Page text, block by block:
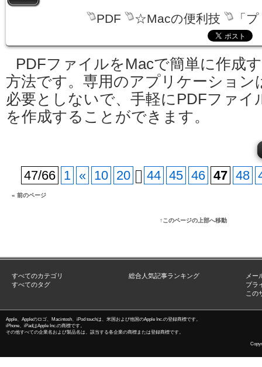
PDF ☆Macの便利技 「
PDFファイルをMacで簡単に作成
方法です。専用のアプリケーション
必要としないで、手軽にPDFファイ
を作成することができます。
47/66 1 « 10 20 44 45 46 47 48
« 前のページ
↑このページの上部へ移動
すべてのカテゴリ
すべてのタグ
総合人気記事ランキング
メー
プラ
この
Apple、Appleのロゴ、Macintosh、iPod touchは、米国および他国のApple Inc.の登録商標です。
iPhone、iPadはApple Inc.の商標です。
その他すべての企業名および製品名は、該当する各企業の商標または登録商標です。